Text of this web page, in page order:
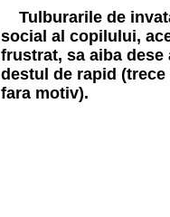
Tulburarile de
social al copilului,
frustrat, sa aiba
destul de rapid
fara motiv).